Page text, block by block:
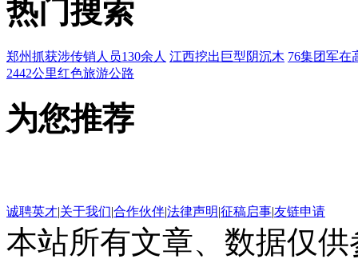
热门搜索
郑州抓获涉传销人员130余人 江西挖出巨型阴沉木 76集团军在
2442公里红色旅游公路
为您推荐
诚聘英才|关于我们|合作伙伴|法律声明|征稿启事|友链申请
本站所有文章、数据仅